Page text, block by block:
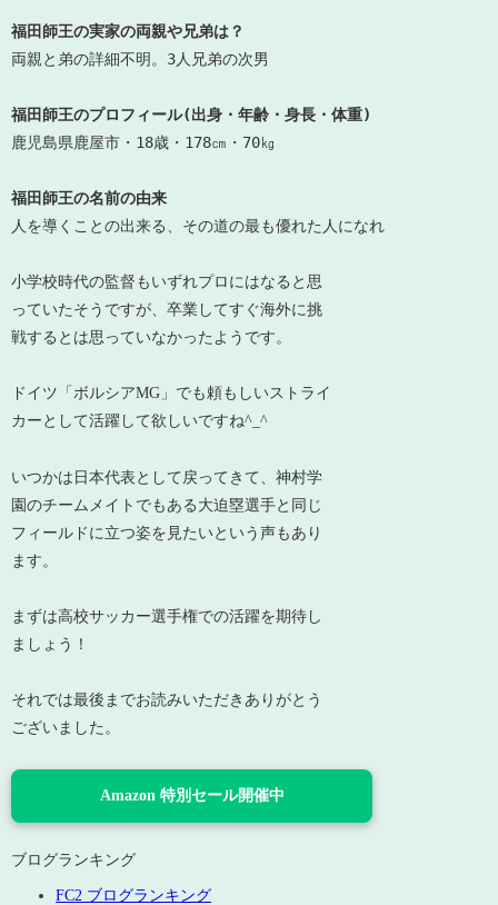
両親と弟の詳細不明。3人兄弟の次男
福田師王のプロフィール(出身・年齢・身長・体重)
鹿児島県鹿屋市・18歳・178㎝・70㎏
人を導くことの出来る、その道の最も優れた人になれ
小学校時代の監督もいずれプロにはなると思
っていたそうですが、卒業してすぐ海外に挑
戦するとは思っていなかったようです。
ドイツ「ボルシアMG」でも頼もしいストライ
カーとして活躍して欲しいですね^_^
いつかは日本代表として戻ってきて、神村学
園のチームメイトでもある大迫塁選手と同じ
フィールドに立つ姿を見たいという声もあり
ます。
まずは高校サッカー選手権での活躍を期待し
ましょう！
それでは最後までお読みいただきありがとう
ございました。
Amazon 特別セール開催中
ブログランキング
FC2 ブログランキング